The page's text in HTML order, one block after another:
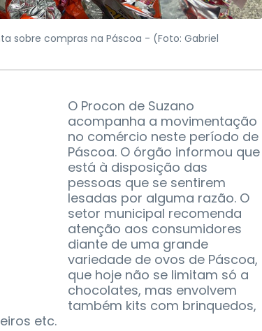
sobre compras na Páscoa - (Foto: Gabriel
O Procon de Suzano
acompanha a movimentação
no comércio neste período de
Páscoa. O órgão informou que
está à disposição das
pessoas que se sentirem
lesadas por alguma razão. O
setor municipal recomenda
atenção aos consumidores
diante de uma grande
variedade de ovos de Páscoa,
que hoje não se limitam só a
chocolates, mas envolvem
também kits com brinquedos,
etc.